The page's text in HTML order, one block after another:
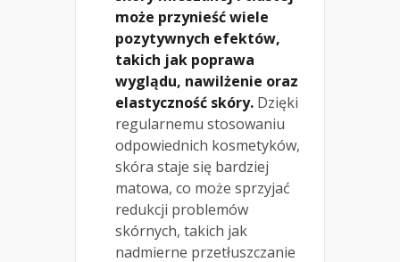
może przynieść wiele
pozytywnych efektów,
takich jak poprawa
wyglądu, nawilżenie oraz
elastyczność skóry. Dzięki
regularnemu stosowaniu
odpowiednich kosmetyków,
skóra staje się bardziej
matowa, co może sprzyjać
redukcji problemów
skórnych, takich jak
nadmierne przetłuszczanie